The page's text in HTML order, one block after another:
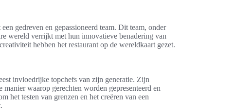
gedreven en gepassioneerd team. Dit team, onder
wereld verrijkt met hun innovatieve benadering van
hebben het restaurant op de wereldkaart gezet.
invloedrijke topchefs van zijn generatie. Zijn
waarop gerechten worden gepresenteerd en
het testen van grenzen en het creëren van een